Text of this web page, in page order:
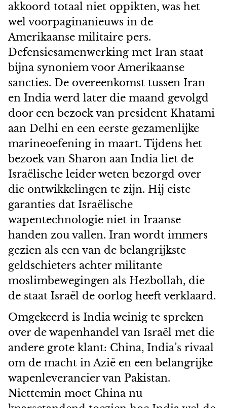
akkoord totaal niet oppikten, was het
wel voorpaginanieuws in de
Amerikaanse militaire pers.
Defensiesamenwerking met Iran staat
bijna synoniem voor Amerikaanse
sancties. De overeenkomst tussen Iran
en India werd later die maand gevolgd
door een bezoek van president Khatami
aan Delhi en een eerste gezamenlijke
marineoefening in maart. Tijdens het
bezoek van Sharon aan India liet de
Israëlische leider weten bezorgd over
die ontwikkelingen te zijn. Hij eiste
garanties dat Israëlische
wapentechnologie niet in Iraanse
handen zou vallen. Iran wordt immers
gezien als een van de belangrijkste
geldschieters achter militante
moslimbewegingen als Hezbollah, die
de staat Israël de oorlog heeft verklaard.
Omgekeerd is India weinig te spreken
over de wapenhandel van Israël met die
andere grote klant: China, India’s rivaal
om de macht in Azië en een belangrijke
wapenleverancier van Pakistan.
Niettemin moet China nu